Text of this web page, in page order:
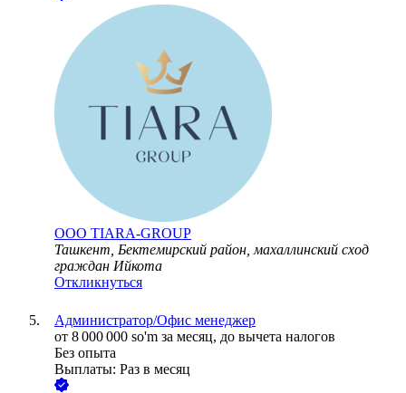
ООО TIARA-GROUP
Ташкент, Бектемирский район, махаллинский сход
граждан Ийкота
Откликнуться
Администратор/Офис менеджер
от 8 000 000 so'm за месяц, до вычета налогов
Без опыта
Выплаты: Раз в месяц